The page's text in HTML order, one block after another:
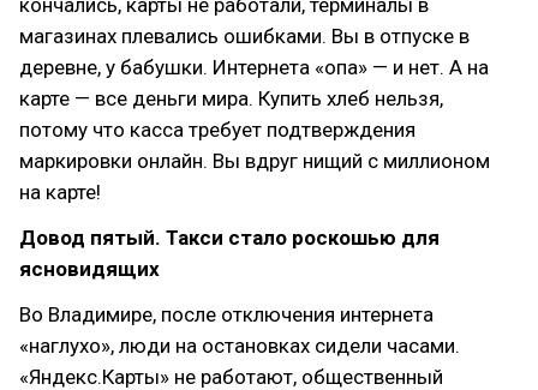
кончались, карты не работали, терминалы в
магазинах плевались ошибками. Вы в отпуске в
деревне, у бабушки. Интернета «опа» — и нет. А на
карте — все деньги мира. Купить хлеб нельзя,
потому что касса требует подтверждения
маркировки онлайн. Вы вдруг нищий с миллионом
на карте!
Довод пятый. Такси стало роскошью для
ясновидящих
Во Владимире, после отключения интернета
«наглухо», люди на остановках сидели часами.
«Яндекс.Карты» не работают, общественный